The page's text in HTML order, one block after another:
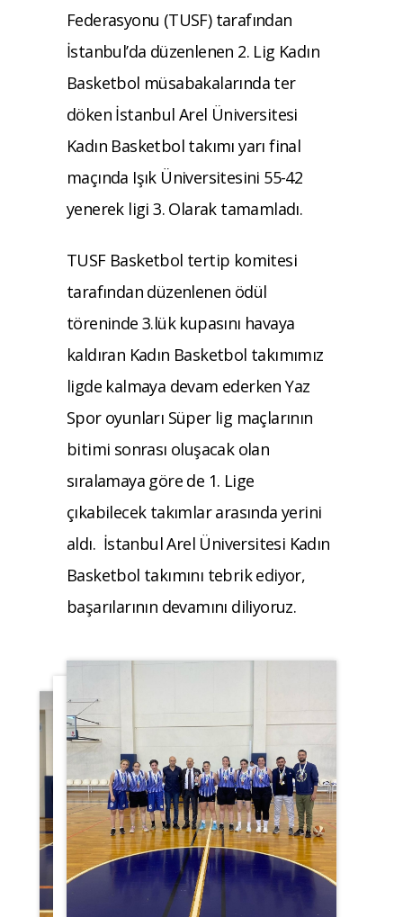
Federasyonu (TUSF) tarafından
İstanbul’da düzenlenen 2. Lig Kadın
Basketbol müsabakalarında ter
döken İstanbul Arel Üniversitesi
Kadın Basketbol takımı yarı final
maçında Işık Üniversitesini 55-42
yenerek ligi 3. Olarak tamamladı.
TUSF Basketbol tertip komitesi
tarafından düzenlenen ödül
töreninde 3.lük kupasını havaya
kaldıran Kadın Basketbol takımımız
ligde kalmaya devam ederken Yaz
Spor oyunları Süper lig maçlarının
bitimi sonrası oluşacak olan
sıralamaya göre de 1. Lige
çıkabilecek takımlar arasında yerini
aldı. İstanbul Arel Üniversitesi Kadın
Basketbol takımını tebrik ediyor,
başarılarının devamını diliyoruz.